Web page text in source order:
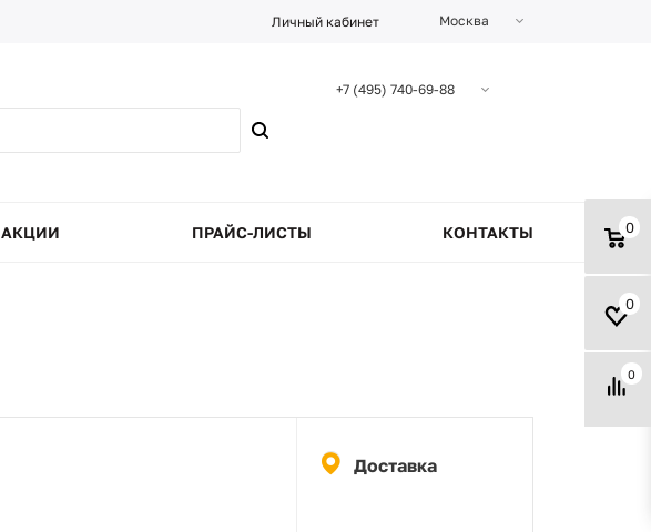
Личный кабинет Москва
+7 (495) 740-69-88
0
0
0
АКЦИИ ПРАЙС-ЛИСТЫ КОНТАКТЫ
Доставка